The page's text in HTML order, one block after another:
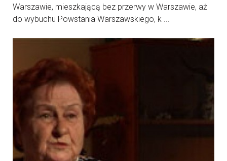
Warszawie, mieszkającą bez przerwy w Warszawie, aż
do wybuchu Powstania Warszawskiego, k ...